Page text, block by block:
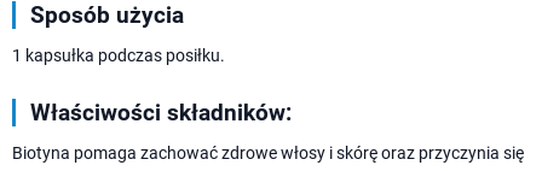
Sposób użycia
1 kapsułka podczas posiłku.
Właściwości składników:
Biotyna pomaga zachować zdrowe włosy i skórę oraz przyczynia się